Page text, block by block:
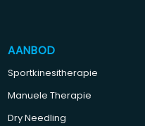
AANBOD
Sportkinesitherapie
Manuele Therapie
Dry Needling